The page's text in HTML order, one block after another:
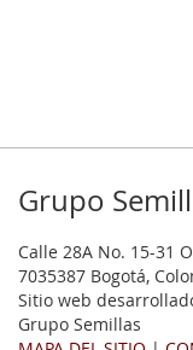
Grupo
Calle 28A No. 15-31
7035387 Bogotá,
Sitio web
Grupo Semillas